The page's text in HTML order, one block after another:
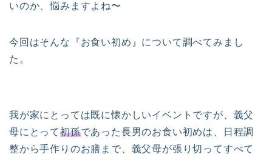
いのか、悩みますよね〜
今回はそんな『お食い初め』について調べてみまし
た。
我が家にとっては既に懐かしいイベントですが、義父
母にとって初孫であった長男のお食い初めは、日程調
整から手作りのお膳まで、義父母が張り切ってすべて